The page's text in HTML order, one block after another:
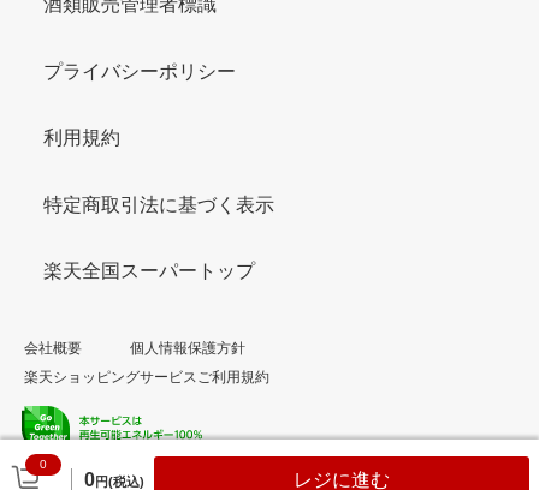
0
0円(税込) レジに進む
酒類販売管理者標識
プライバシーポリシー
利用規約
特定商取引法に基づく表示
楽天全国スーパートップ
会社概要
個人情報保護方針
楽天ショッピングサービスご利用規約
© Rakuten Group, Inc.